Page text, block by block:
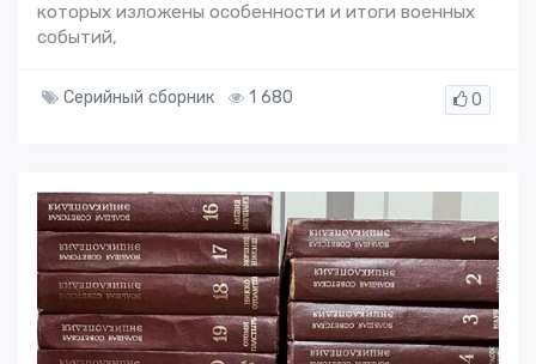
которых изложены особенности и итоги военных
событий,
Серийный сборник 1 680 0